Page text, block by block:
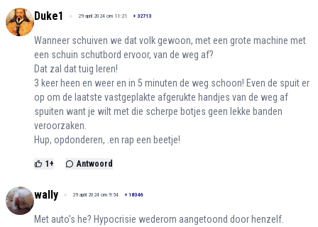
Duke1 29 april 2024 om 11:21 + 32713
Wanneer schuiven we dat volk gewoon, met een grote machine met
een schuin schutbord ervoor, van de weg af?
Dat zal dat tuig leren!
3 keer heen en weer en in 5 minuten de weg schoon! Even de spuit er
op om de laatste vastgeplakte afgerukte handjes van de weg af
spuiten want je wilt met die scherpe botjes geen lekke banden
veroorzaken.
Hup, opdonderen, .en rap een beetje!
1 + Antwoord
wally 29 april 2024 om 9:54 + 18346
Met auto's he? Hypocrisie wederom aangetoond door henzelf.